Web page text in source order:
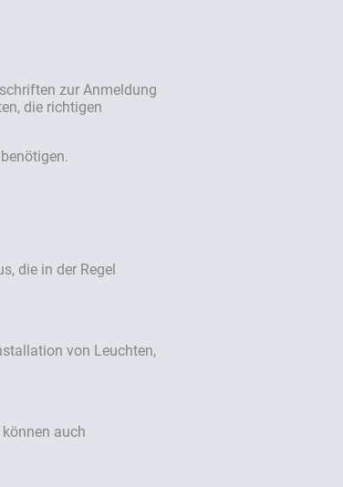
zur Anmeldung
die richtigen
die in der Regel
von Leuchten,
auch